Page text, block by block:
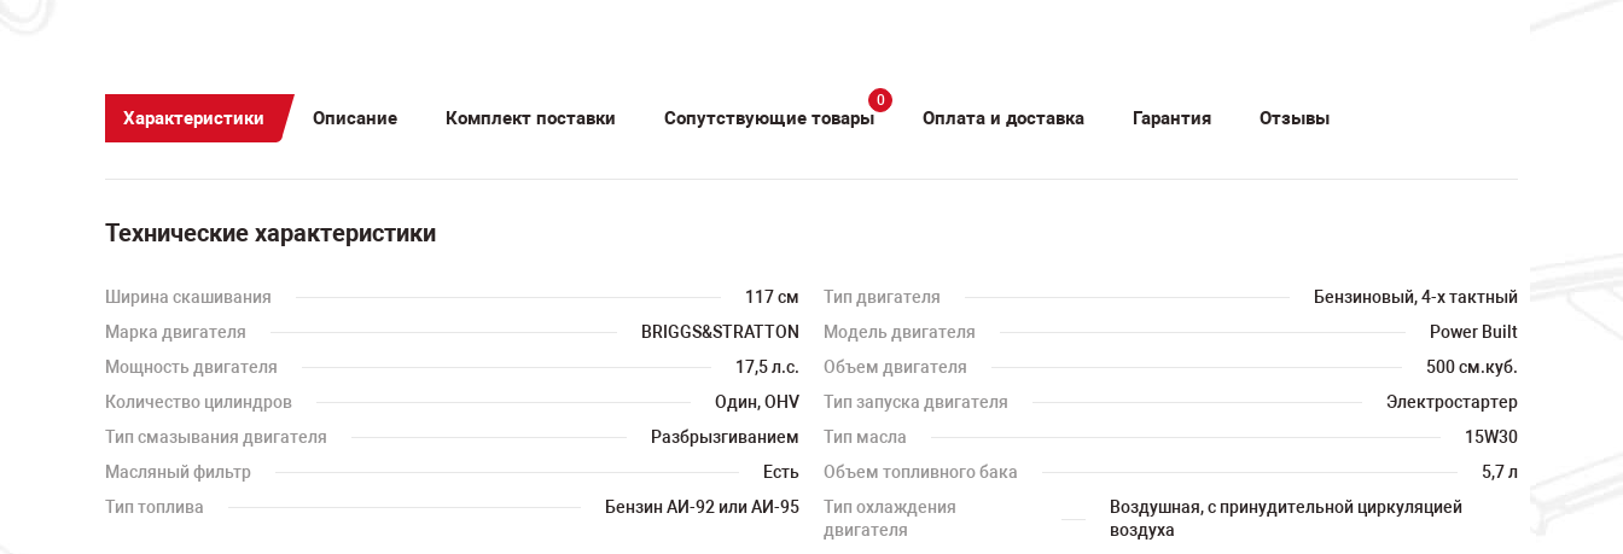
Характеристики Описание Комплект поставки Сопутствующие товары
0
Оплата и доставка Гарантия Отзывы
Технические характеристики
Ширина скашивания 117 см Тип двигателя
Бензиновый, 4-х тактный
Марка двигателя
BRIGGS&STRATTON Модель двигателя
Power Built
Мощность двигателя
17,5 л.с. Объем двигателя
500 см.куб.
Количество цилиндров
Один, OHV Тип запуска двигателя
Электростартер
Тип смазывания двигателя
Разбрызгиванием Тип масла
15W30
Масляный фильтр
Есть Объем топливного бака
5,7 л
Тип топлива
Бензин АИ-92 или АИ-95
Тип охлаждения
двигателя
Воздушная, с принудительной циркуляцией
воздуха